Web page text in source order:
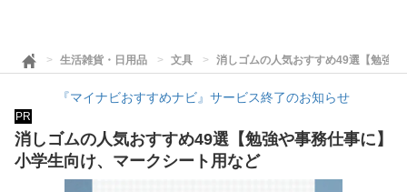
生活雑貨・日用品 文具 消しゴムの人気おすすめ49選【勉強
『マイナビおすすめナビ』サービス終了のお知らせ
PR
消しゴムの人気おすすめ49選【勉強や事務仕事に】
小学生向け、マークシート用など